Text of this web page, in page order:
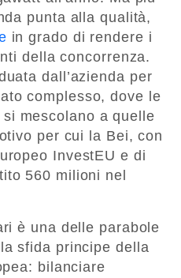
punta alla qualità,
in grado di rendere i
della concorrenza.
dall’azienda per
complesso, dove le
mescolano a quelle
per cui la Bei, con
InvestEU e di
560 milioni nel
è una delle parabole
sfida principe della
bilanciare